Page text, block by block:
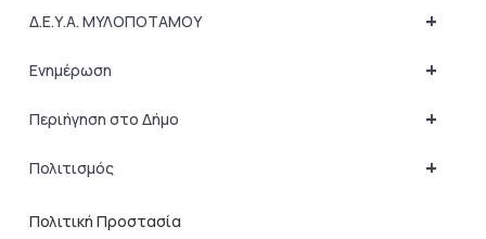
+
Δ.Ε.Υ.Α. ΜΥΛΟΠΟΤΑΜΟΥ
+
Ενημέρωση
+
Περιήγηση στο Δήμο
+
Πολιτισμός
Πολιτική Προστασία